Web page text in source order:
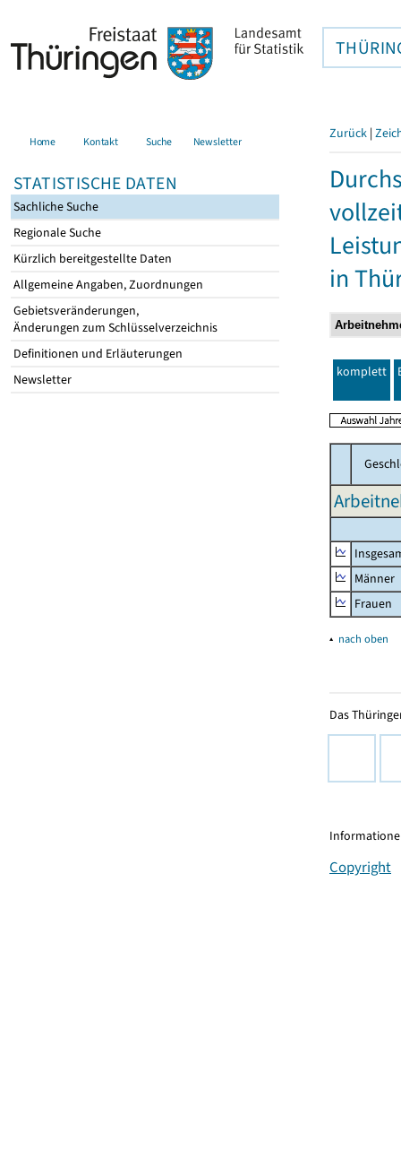
Home Kontakt Suche Newsletter
STATISTISCHE DATEN
Sachliche Suche
Regionale Suche
Kürzlich bereitgestellte Daten
Allgemeine Angaben, Zuordnungen
Gebietsveränderungen,
Änderungen zum Schlüsselverzeichnis
Definitionen und Erläuterungen
Newsletter
Zurück |
in
komplett
Männer
Frauen
▴ nach oben
Das
Copyright